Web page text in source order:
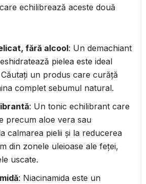
echilibrează aceste două
fără alcool: Un demachiant
pielea este ideal
un produs care curăță
complet sebumul natural.
: Un tonic echilibrant care
precum aloe vera sau
calmarea pielii și la reducerea
din zonele uleioase ale feței,
uscate.
: Niacinamida este un